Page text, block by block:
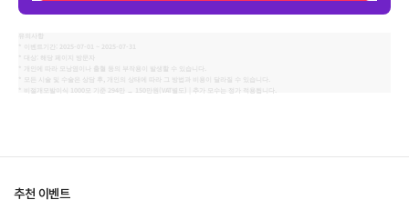
This
should
be
유의사항
* 이벤트기간: 2025-07-01 ~ 2025-07-31
* 대상: 해당 페이지 방문자
* 개인에 따라 모낭염이나 출혈 등의 부작용이 발생할 수 있습니다.
* 모든 시술 및 수술은 상담 후, 개인의 상태에 따라 그 방법과 비용이 달라질 수 있습니다.
* 비절개모발이식 1000모 기준 294만 → 150만원(VAT별도) | 추가 모수는 정가 적용됩니다.
추천 이벤트